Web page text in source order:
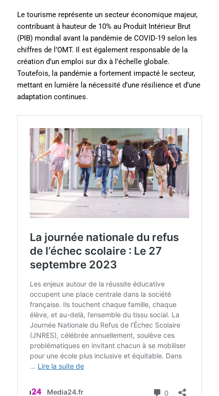
Le tourisme représente un secteur économique majeur,
contribuant à hauteur de 10% au Produit Intérieur Brut
(PIB) mondial avant la pandémie de COVID-19 selon les
chiffres de l’OMT. Il est également responsable de la
création d’un emploi sur dix à l’échelle globale.
Toutefois, la pandémie a fortement impacté le secteur,
mettant en lumière la nécessité d’une résilience et d’une
adaptation continues.